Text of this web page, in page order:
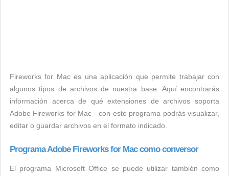
Fireworks for Mac es una aplicación que permite trabajar con
algunos tipos de archivos de nuestra base. Aquí encontrarás
información acerca de qué extensiones de archivos soporta
Adobe Fireworks for Mac - con este programa podrás visualizar,
editar o guardar archivos en el formato indicado.
Programa Adobe Fireworks for Mac como conversor
El programa Microsoft Office se puede utilizar también como